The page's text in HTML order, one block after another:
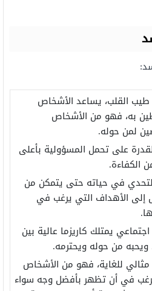
القلب، يساعد الأشخاص
به، فهو من الأشخاص
لمن حوله.
على تحمل المسؤولية بأعلى
الكفاءة.
في حياته حتى يتمكن من
إلى الأهداف التي يرغب في
يمتلك كاريزما عالية بين
ويحبه من حوله ويحترمه.
للغاية، فهو من الأشخاص
في أن تظهر بأفضل وجه سواء